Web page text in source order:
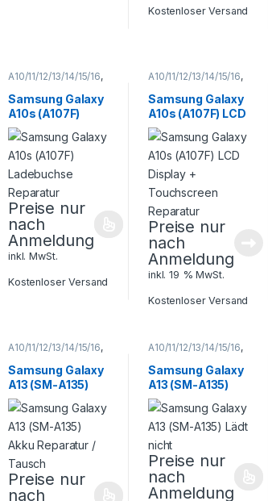
Kostenloser Versand
A10/11/12/13/14/15/16,
Samsung,
Smartphone
Reparatur
Samsung Galaxy
A10s (A107F)
Ladebuchse
Reparatur
Preise nur
nach
Anmeldung
inkl. MwSt.
Kostenloser Versand
A10/11/12/13/14/15/16,
Samsung,
Smartphone
Reparatur
Samsung Galaxy
A10s (A107F) LCD
Display +
Touchscreen
Reparatur
Preise nur
nach
Anmeldung
inkl. 19 % MwSt.
Kostenloser Versand
A10/11/12/13/14/15/16,
Samsung,
Smartphone
Reparatur
Samsung Galaxy
A13 (SM-A135)
Akku Reparatur /
Tausch
Preise nur
nach
A10/11/12/13/14/15/16,
Samsung
Samsung Galaxy
A13 (SM-A135)
Lädt nicht
Preise nur
nach
Anmeldung